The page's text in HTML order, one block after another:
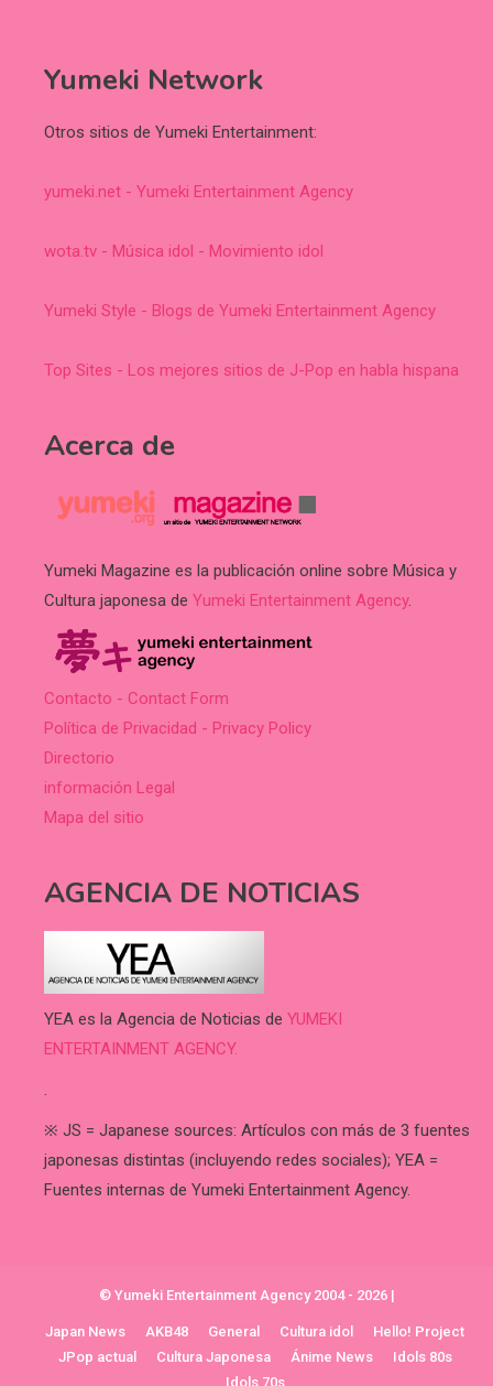
Yumeki Network
Otros sitios de Yumeki Entertainment:
yumeki.net - Yumeki Entertainment Agency
wota.tv - Música idol - Movimiento idol
Yumeki Style - Blogs de Yumeki Entertainment Agency
Top Sites - Los mejores sitios de J-Pop en habla hispana
Acerca de
Yumeki Magazine es la publicación online sobre Música y
Cultura japonesa de Yumeki Entertainment Agency.
Contacto - Contact Form
Política de Privacidad - Privacy Policy
Directorio
información Legal
Mapa del sitio
AGENCIA DE NOTICIAS
YEA es la Agencia de Noticias de YUMEKI
ENTERTAINMENT AGENCY.
.
※ JS = Japanese sources: Artículos con más de 3 fuentes
japonesas distintas (incluyendo redes sociales); YEA =
Fuentes internas de Yumeki Entertainment Agency.
© Yumeki Entertainment Agency 2004 - 2026 |
Japan News AKB48 General Cultura idol
Hello! Project
JPop actual
Cultura Japonesa Ánime News
Idols 80s
Idols 70s